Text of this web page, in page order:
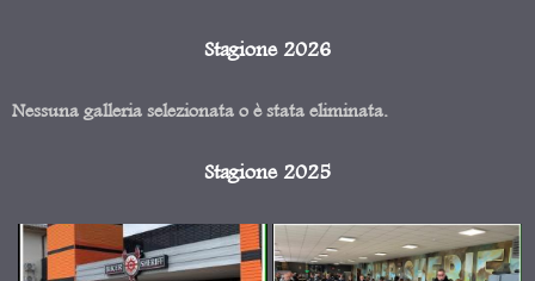
Stagione 2026
Nessuna galleria selezionata o è stata eliminata.
Stagione 2025